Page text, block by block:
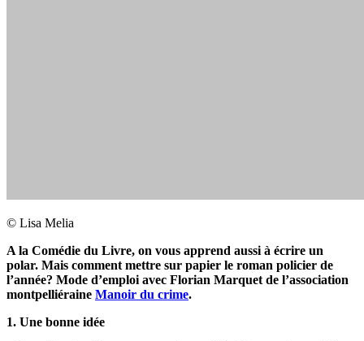
© Lisa Melia
A la Comédie du Livre, on vous apprend aussi à écrire un
polar. Mais comment mettre sur papier le roman policier de
l’année? Mode d’emploi avec Florian Marquet de l’association
montpelliéraine Manoir du crime.
1. Une bonne idée